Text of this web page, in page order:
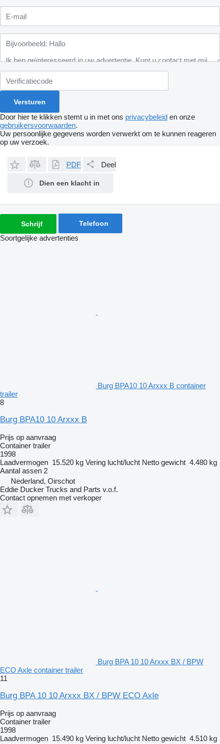
Door hier te klikken stemt u in met ons privacybeleid en onze
gebruikersvoorwaarden.
Uw persoonlijke gegevens worden verwerkt om te kunnen reageren
op uw verzoek.
PDF Deel
Dien een klacht in
Schrijf Telefoon
Soortgelijke advertenties
Burg BPA10 10 Arxxx B container
trailer
8
Burg BPA10 10 Arxxx B
Prijs op aanvraag
Container trailer
1998
Laadvermogen 15.520 kg Vering lucht/lucht Netto gewicht 4.480 kg
Aantal assen 2
Nederland, Oirschot
Eddie Ducker Trucks and Parts v.o.f.
Contact opnemen met verkoper
Burg BPA 10 10 Arxxx BX / BPW
ECO Axle container trailer
11
Burg BPA 10 10 Arxxx BX / BPW ECO Axle
Prijs op aanvraag
Container trailer
1998
Laadvermogen 15.490 kg Vering lucht/lucht Netto gewicht 4.510 kg